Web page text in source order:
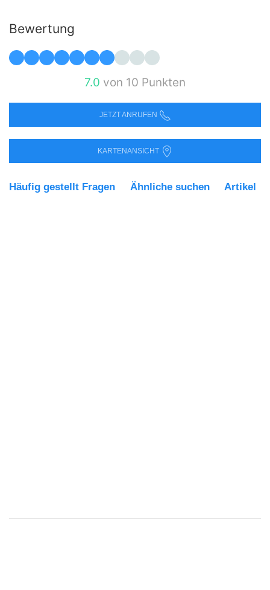
Bewertung
7.0 von 10 Punkten
JETZT ANRUFEN
KARTENANSICHT
Häufig gestellt Fragen Ähnliche suchen Artikel